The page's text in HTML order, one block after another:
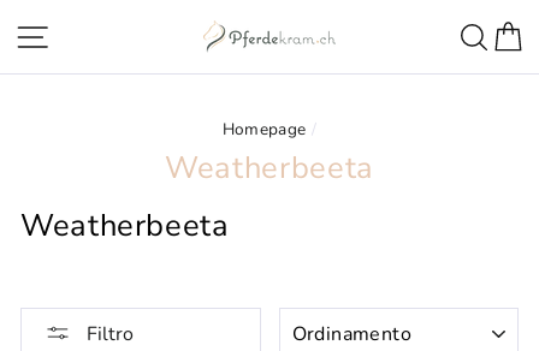
Navigazione della pagina
Homepage /
Weatherbeeta
Weatherbeeta
Filtro